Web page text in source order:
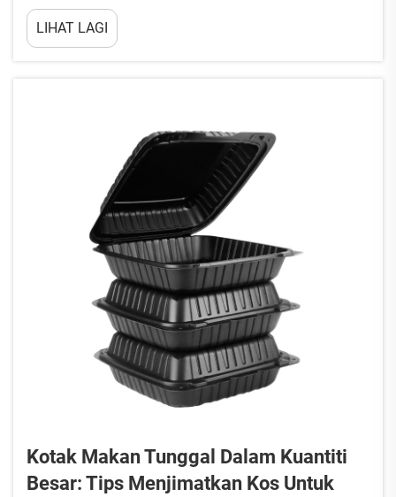
tertanya-tanya: kotak makan pakai buang atau
kotak bento. Setiap satu mempunyai kelebihan dan
kekurangan tersendiri, dan keputusan itu mungkin
LIHAT LAGI
Kotak Makan Tunggal Dalam Kuantiti
Besar: Tips Menjimatkan Kos Untuk